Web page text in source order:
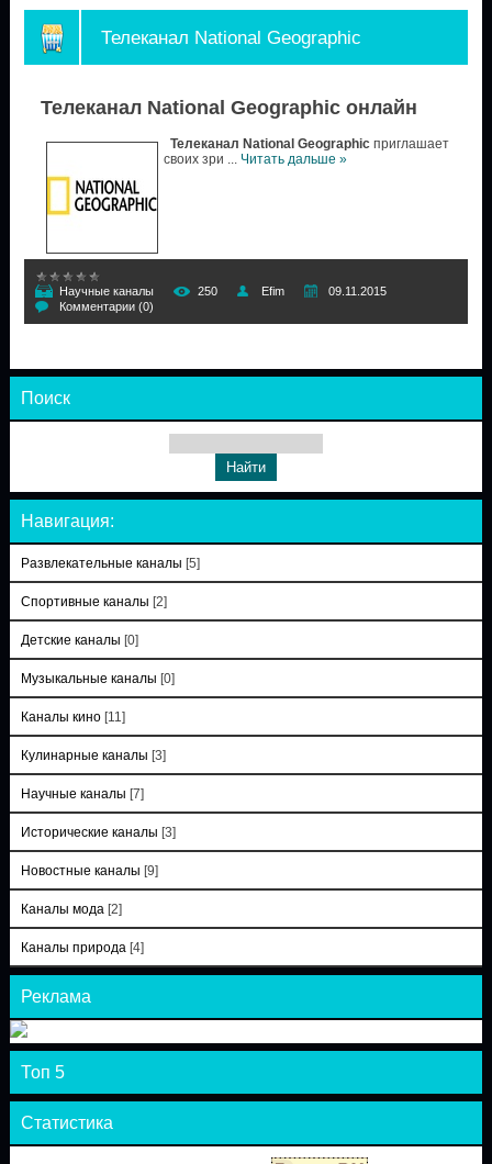
Телеканал National Geographic
Телеканал National Geographic онлайн
Телеканал National Geographicприглашает
своих зри ... Читать дальше »
Научные каналы 250 Efim
09.11.2015
Комментарии (0)
Поиск
Навигация:
Развлекательные каналы [5]
Спортивные каналы [2]
Детские каналы [0]
Музыкальные каналы [0]
Каналы кино [11]
Кулинарные каналы [3]
Научные каналы [7]
Исторические каналы [3]
Новостные каналы [9]
Каналы мода [2]
Каналы природа [4]
Реклама
Топ 5
Статистика